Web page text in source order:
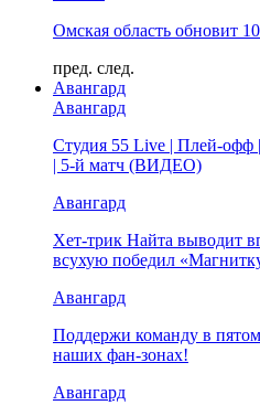
Омская область обновит
пред. след.
Авангард
Авангард
Студия 55 Live | Плей-офф
| 5-й матч (ВИДЕО)
Авангард
Хет-трик Найта выводит
всухую победил
Авангард
Поддержи команду в
наших фан-зонах!
Авангард